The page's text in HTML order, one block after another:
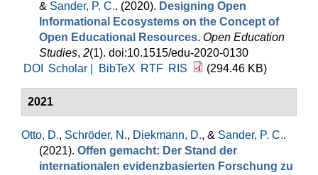
& Sander, P. C.. (2020). Designing Open
Informational Ecosystems on the Concept of
Open Educational Resources. Open Education
Studies, 2(1). doi:10.1515/edu-2020-0130
DOI
Scholar | BibTeX RTF RIS (294.46 KB)
2021
Otto, D., Schröder, N., Diekmann, D., & Sander, P. C..
(2021). Offen gemacht: Der Stand der
internationalen evidenzbasierten Forschung zu